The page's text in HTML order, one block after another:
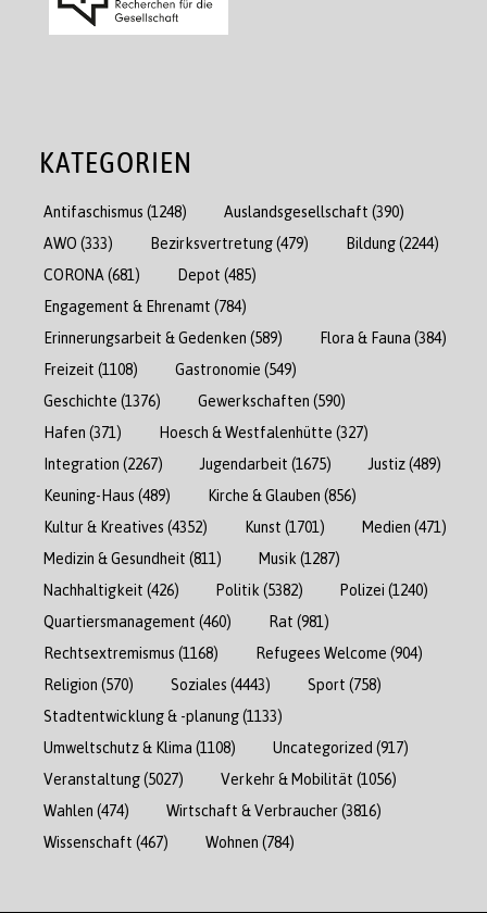
KATEGORIEN
Antifaschismus (1248) Auslandsgesellschaft (390)
AWO (333) Bezirksvertretung(479) Bildung(2244)
CORONA (681) Depot (485)
Engagement & Ehrenamt (784)
Erinnerungsarbeit & Gedenken (589) Flora & Fauna (384)
Freizeit (1108) Gastronomie (549)
Geschichte (1376) Gewerkschaften (590)
Hafen (371) Hoesch & Westfalenhütte (327)
Integration (2267) Jugendarbeit (1675) Justiz(489)
Keuning-Haus (489) Kirche & Glauben (856)
Kultur & Kreatives (4352) Kunst (1701) Medien (471)
Medizin & Gesundheit (811) Musik (1287)
Nachhaltigkeit (426) Politik (5382) Polizei (1240)
Quartiersmanagement (460) Rat (981)
Rechtsextremismus (1168) Refugees Welcome (904)
Religion (570) Soziales (4443) Sport (758)
Stadtentwicklung & -planung(1133)
Umweltschutz & Klima (1108) Uncategorized (917)
Veranstaltung(5027) Verkehr & Mobilität (1056)
Wahlen (474) Wirtschaft & Verbraucher(3816)
Wissenschaft (467) Wohnen (784)